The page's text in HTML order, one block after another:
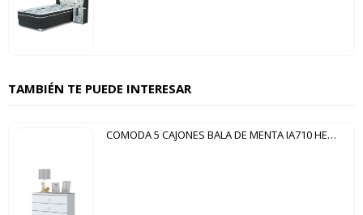
TAMBIÉN TE PUEDE INTERESAR
COMODA 5 CAJONES BALA DE MENTA IA710 HENN BLANCO